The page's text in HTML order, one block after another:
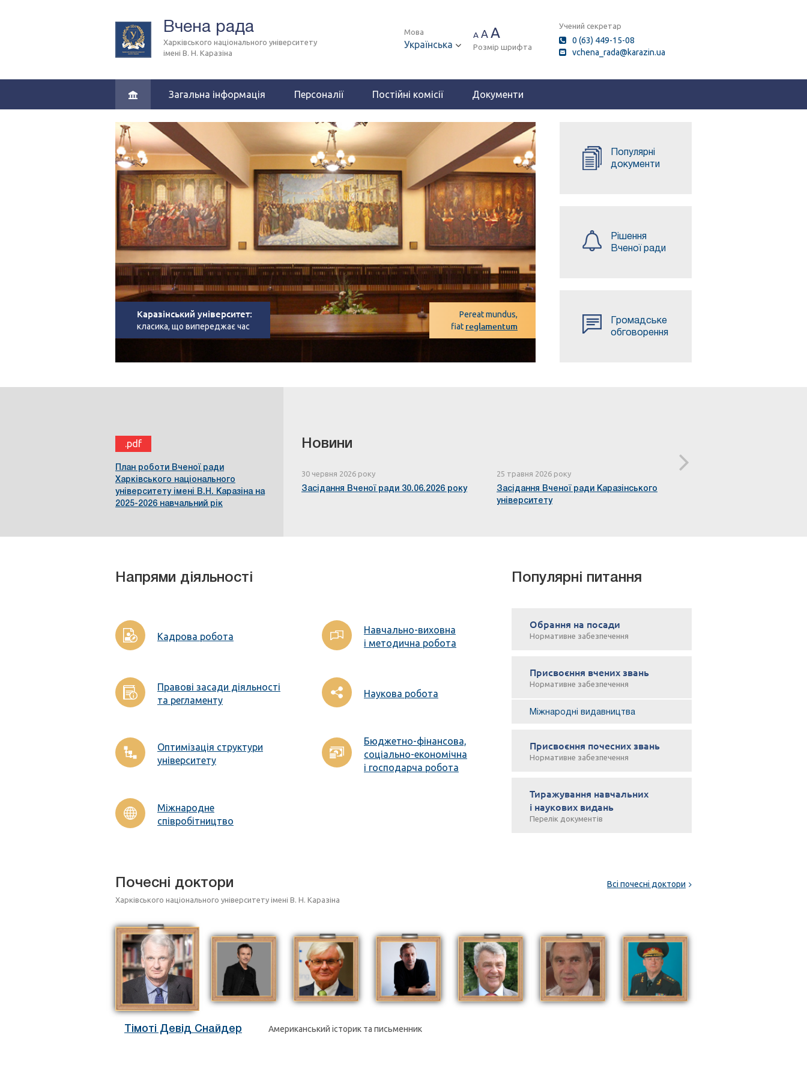
Вчена рада
Харківського національного університету
імені В. Н. Каразіна
Мова
Українська
A A A
Розмір шрифта
Учений секретар
0 (63) 449-15-08
vchena_rada@karazin.ua
Загальна інформація Персоналії Постійні комісії Документи
Каразінський університет:
класика, що випереджає час
Pereat mundus,
fiat reglamentum
Популярні
документи
Рішення
Вченої ради
Громадське
обговорення
.pdf
План роботи Вченої ради
Харківського національного
університету імені В.Н. Каразіна на
2025-2026 навчальний рік
Новини
30 червня 2026 року
Засідання Вченої ради 30.06.2026 року
25 травня 2026 року
Засідання Вченої ради Каразінського
університету
Напрями діяльності
Кадрова робота
Навчально-виховна
і методична робота
Правові засади діяльності
та регламенту
Наукова робота
Оптимізація структури
університету
Бюджетно-фінансова,
соціально-економічна
і господарча робота
Міжнародне
співробітництво
Популярні питання
Обрання на посади
Нормативне забезпечення
Присвоєння вчених звань
Нормативне забезпечення
Міжнародні видавництва
Присвоєння почесних звань
Нормативне забезпечення
Тиражування навчальних
і наукових видань
Перелік документів
Почесні доктори Всі почесні доктори
Харківського національного університету імені В. Н. Каразіна
Тімоті Девід Снайдер Американський історик та письменник